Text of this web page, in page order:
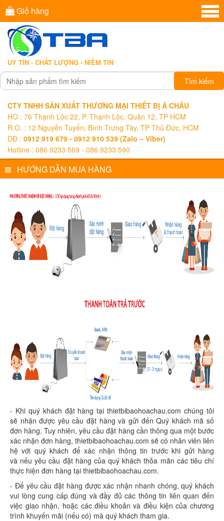
Giỏ hàng
UY TÍN - CHẤT LƯỢNG - NIỀM TIN
Tìm kiếm
CTY TNHH SẢN XUẤT THƯƠNG MẠI THIẾT BỊ Á CHÂU
HO : 76 Thạnh Lộc 22, P. Thạnh Lộc, Quận 12, TP HCM
R.O. : 12 Nguyễn Tuyển, Bình Trưng Tây, TP Thủ Đức, HCM
DĐ : 0912 919 679 - 0912 910 539 (Zalo – Viber)
Hotline : 086 9233 569 - 086 9233 590
HƯỚNG DẪN MUA HÀNG
- Khi quý khách đặt hàng tại thietbibaohoachau.com chúng tôi
sẽ nhận được yêu cầu đặt hàng và gửi đến Quý khách mã số
đơn hàng. Tuy nhiên, yêu cầu đặt hàng cần thông qua một bước
xác nhận đơn hàng, thietbibaohoachau.com sẽ có nhân viên liên
hệ với quý khách để xác nhận thông tin trước khi gửi hàng
và nếu yêu cầu đặt hàng của quý khách thỏa mãn các tiêu chí
thực hiện đơn hàng tại thietbibaohoachau.com.
- Để yêu cầu đặt hàng được xác nhận nhanh chóng, quý khách
vui lòng cung cấp đúng và đầy đủ các thông tin liên quan đến
việc giao nhận, hoặc các điều khoản và điều kiện của chương
trình khuyến mãi (nếu có) mà quý khách tham gia.